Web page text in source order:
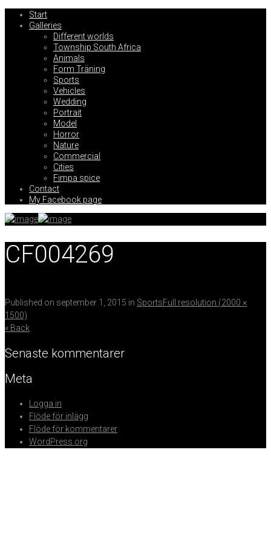
Start
Galleries
Different worlds
Township South Africa
Animals
Form Träning
Sports
Vehicles
Wedding
Portrait
Model
Horror
Nature
Commercial
Cities
Fimpa spice
Contact
My Facebook page
CF004269
Published on september 1, 2015 in SportsFull resolution (2000 ×
1500)
« Back
Senaste kommentarer
Meta
Logga in
Flöde för inlägg
Flöde för kommentarer
WordPress.org